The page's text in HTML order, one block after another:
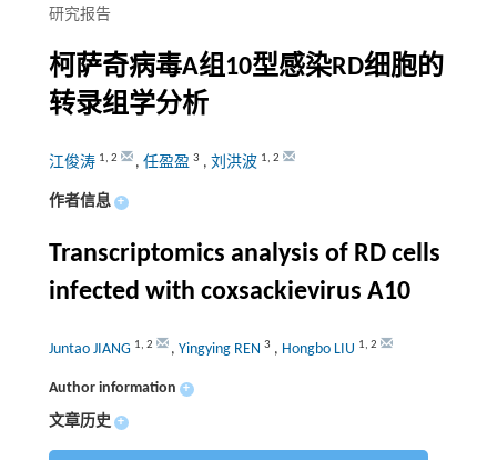
研究报告
柯萨奇病毒A组10型感染RD细胞的
转录组学分析
江俊涛 1, 2 , 任盈盈 3 , 刘洪波 1, 2
作者信息 +
Transcriptomics analysis of RD cells
infected with coxsackievirus A10
Juntao JIANG 1, 2 , Yingying REN 3 , Hongbo LIU 1, 2
Author information +
文章历史 +